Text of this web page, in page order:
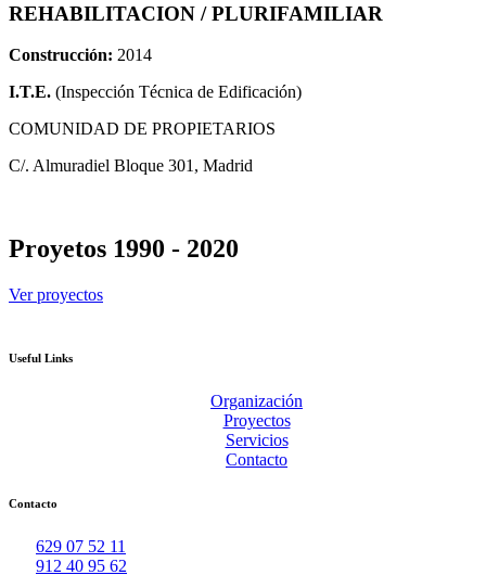
REHABILITACION / PLURIFAMILIAR
Construcción: 2014
I.T.E. (Inspección Técnica de Edificación)
COMUNIDAD DE PROPIETARIOS
C/. Almuradiel Bloque 301, Madrid
Proyetos 1990 - 2020
Ver proyectos
Useful Links
Organización
Proyectos
Servicios
Contacto
Contacto
629 07 52 11
912 40 95 62